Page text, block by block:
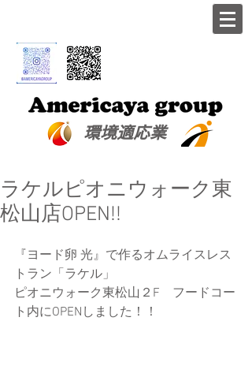
​環境適応業
ラケルピオニウォーク東
松山店OPEN!!
『ヨード卵 光』で作るオムライスレス
トラン「ラケル」
ピオニウォーク東松山２F　フードコー
ト内にOPENしました！！